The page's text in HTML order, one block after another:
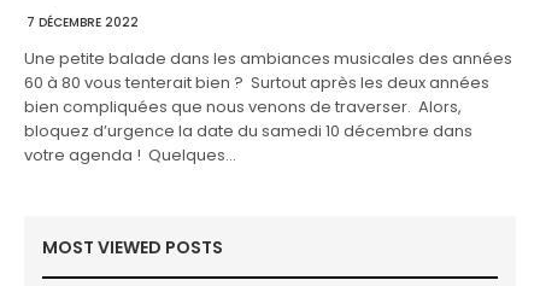
7 DÉCEMBRE 2022
Une petite balade dans les ambiances musicales des années
60 à 80 vous tenterait bien ? Surtout après les deux années
bien compliquées que nous venons de traverser. Alors,
bloquez d’urgence la date du samedi 10 décembre dans
votre agenda ! Quelques…
MOST VIEWED POSTS